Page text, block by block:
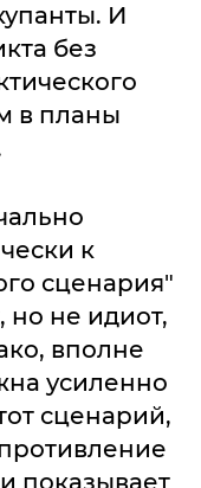
И
без
в планы
к
сценария"
не идиот,
вполне
усиленно
сценарий,
показывает